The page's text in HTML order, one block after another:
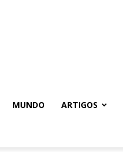
MUNDO ARTIGOS